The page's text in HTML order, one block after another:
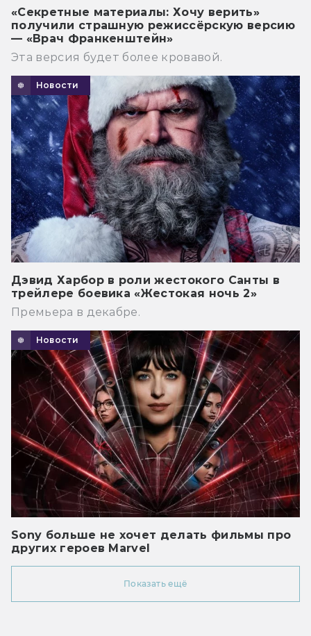
«Секретные материалы: Хочу верить»
получили страшную режиссёрскую версию
— «Врач Франкенштейн»
Эта версия будет более кровавой.
Новости
Дэвид Харбор в роли жестокого Санты в
трейлере боевика «Жестокая ночь 2»
Премьера в декабре.
Новости
Sony больше не хочет делать фильмы про
других героев Marvel
Показать ещё